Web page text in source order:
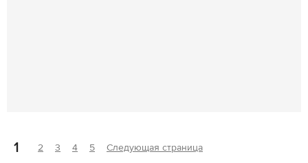
1 2 3 4 5 Следующая страница